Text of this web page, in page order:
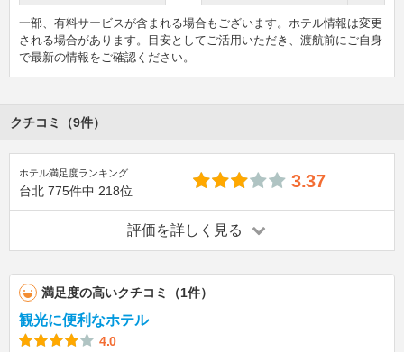
一部、有料サービスが含まれる場合もございます。ホテル情報は変更
される場合があります。目安としてご活用いただき、渡航前にご自身
で最新の情報をご確認ください。
クチコミ（9件）
ホテル満足度ランキング
台北 775件中 218位 3.37
評価を詳しく見る
満足度の高いクチコミ（1件）
観光に便利なホテル
4.0